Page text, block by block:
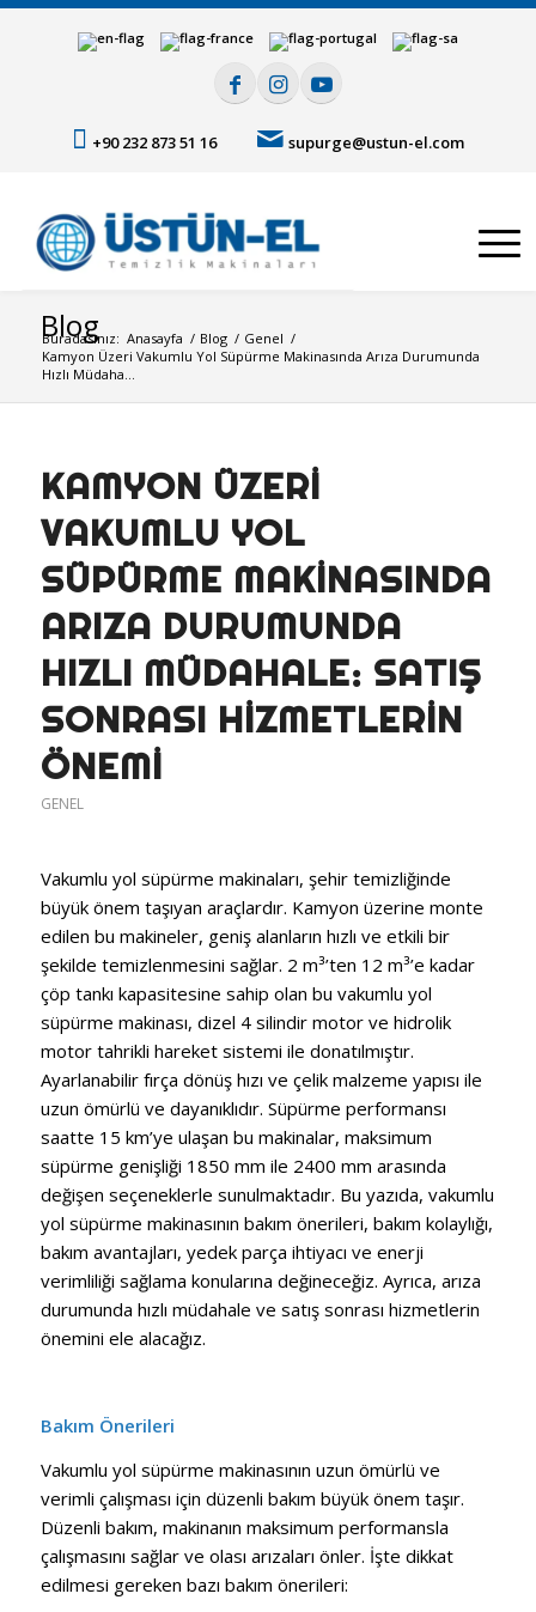
+90 232 873 51 16 supurge@ustun-el.com
Blog
Buradasınız: Anasayfa / Blog / Genel /
Kamyon Üzeri Vakumlu Yol Süpürme Makinasında Arıza Durumunda
Hızlı Müdaha...
KAMYON ÜZERI
VAKUMLU YOL
SÜPÜRME MAKINASINDA
ARIZA DURUMUNDA
HIZLI MÜDAHALE: SATIŞ
SONRASI HIZMETLERIN
ÖNEMI
GENEL
Vakumlu yol süpürme makinaları, şehir temizliğinde
büyük önem taşıyan araçlardır. Kamyon üzerine monte
edilen bu makineler, geniş alanların hızlı ve etkili bir
şekilde temizlenmesini sağlar. 2 m³’ten 12 m³’e kadar
çöp tankı kapasitesine sahip olan bu vakumlu yol
süpürme makinası, dizel 4 silindir motor ve hidrolik
motor tahrikli hareket sistemi ile donatılmıştır.
Ayarlanabilir fırça dönüş hızı ve çelik malzeme yapısı ile
uzun ömürlü ve dayanıklıdır. Süpürme performansı
saatte 15 km’ye ulaşan bu makinalar, maksimum
süpürme genişliği 1850 mm ile 2400 mm arasında
değişen seçeneklerle sunulmaktadır. Bu yazıda, vakumlu
yol süpürme makinasının bakım önerileri, bakım kolaylığı,
bakım avantajları, yedek parça ihtiyacı ve enerji
verimliliği sağlama konularına değineceğiz. Ayrıca, arıza
durumunda hızlı müdahale ve satış sonrası hizmetlerin
önemini ele alacağız.
Bakım Önerileri
Vakumlu yol süpürme makinasının uzun ömürlü ve
verimli çalışması için düzenli bakım büyük önem taşır.
Düzenli bakım, makinanın maksimum performansla
çalışmasını sağlar ve olası arızaları önler. İşte dikkat
edilmesi gereken bazı bakım önerileri: